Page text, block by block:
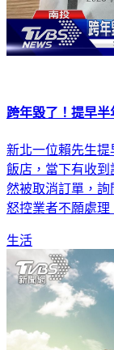
跨年毀了！提早
新北一位賴先生
飯店，當下有收
然被取消訂單，
怒控業者不願處理
生活